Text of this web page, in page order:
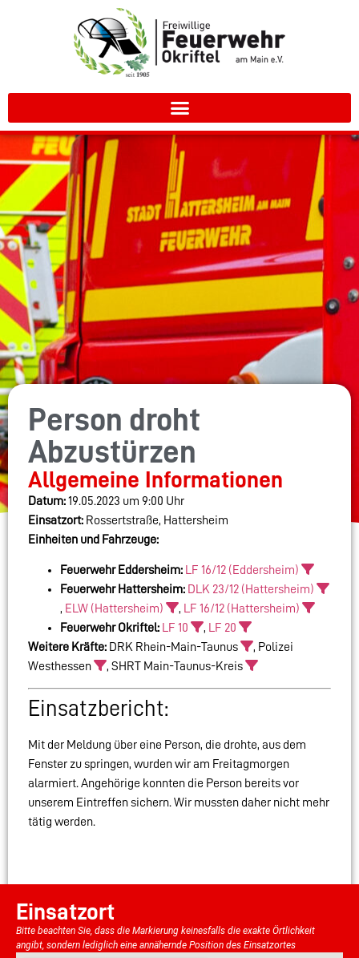
Person droht
Abzustürzen
Allgemeine Informationen
Datum:19.05.2023 um 9:00 Uhr
Einsatzort: Rossertstraße, Hattersheim
Einheiten und Fahrzeuge:
Feuerwehr Eddersheim: LF 16/12 (Eddersheim)
Feuerwehr Hattersheim: DLK 23/12 (Hattersheim)
, ELW (Hattersheim) , LF 16/12 (Hattersheim)
Feuerwehr Okriftel: LF 10 , LF 20
Weitere Kräfte: DRK Rhein-Main-Taunus
, Polizei
Westhessen
, SHRT Main-Taunus-Kreis
Einsatzbericht:
Mit der Meldung über eine Person, die drohte, aus dem
Fenster zu springen, wurden wir am Freitagmorgen
alarmiert. Angehörige konnten die Person bereits vor
unserem Eintreffen sichern. Wir mussten daher nicht mehr
tätig werden.
Einsatzort
Bitte beachten Sie, dass die Markierung keinesfalls die exakte Örtlichkeit
angibt, sondern lediglich eine annähernde Position des Einsatzortes